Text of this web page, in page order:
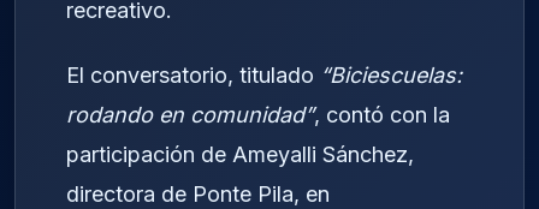
recreativo.
El conversatorio, titulado “Biciescuelas:
rodando en comunidad”, contó con la
participación de Ameyalli Sánchez,
directora de Ponte Pila, en